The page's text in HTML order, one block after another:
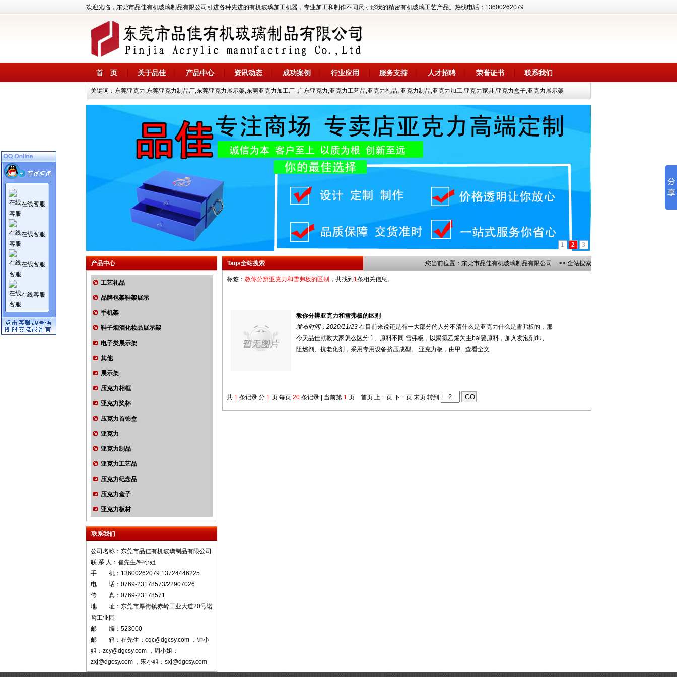
欢迎光临，东莞市品佳有机玻璃制品有限公司引进各种先进的有机玻璃加工机器，专业加工和制作不同尺寸形状的精密有机玻璃工艺产品。热线电话：13600262079
首 页 关于品佳 产品中心 资讯动态 成功案例 行业应用 服务支持 人才招聘 荣誉证书 联系我们
关键词：东莞亚克力,东莞亚克力制品厂,东莞亚克力展示架,东莞亚克力加工厂 ,广东亚克力,亚克力工艺品,亚克力礼品, 亚克力制品,亚克力加工,亚克力家具,亚克力盒子,亚克力展示架
1 2 3
产品中心
工艺礼品
品牌包架鞋架展示
手机架
鞋子烟酒化妆品展示架
电子类展示架
其他
展示架
压克力相框
亚克力奖杯
压克力首饰盒
亚克力
亚克力制品
亚克力工艺品
压克力纪念品
压克力盒子
亚克力板材
联系我们
公司名称：东莞市品佳有机玻璃制品有限公司
联 系 人：崔先生/钟小姐
手 机：13600262079 13724446225
电 话：0769-23178573/22907026
传 真：0769-23178571
地 址：东莞市厚街镇赤岭工业大道20号诺
哲工业园
邮 编：523000
邮 箱：崔先生：cqc@dgcsy.com ，钟小
姐：zcy@dgcsy.com ，周小姐：
zxj@dgcsy.com ，宋小姐：sxj@dgcsy.com
您当前位置： 东莞市品佳有机玻璃制品有限公司 >> 全站搜索
Tags全站搜索
标签： 教你分辨亚克力和雪弗板的区别 ，共找到 1条相关信息。
教你分辨亚克力和雪弗板的区别
发布时间：2020/11/23 在目前来说还是有一大部分的人分不清什么是亚克力什么是雪弗板的，那
今天品佳就教大家怎么区分 1、原料不同 雪弗板，以聚氯乙烯为主bai要原料，加入发泡剂du、
阻燃剂、抗老化剂，采用专用设备挤压成型。 亚克力板，由甲...查看全文
共 1 条记录 分 1 页 每页 20条记录 | 当前第 1 页 首页 上一页 下一页 末页 转到:
在线客服
在线客服
在线客服
在线客服